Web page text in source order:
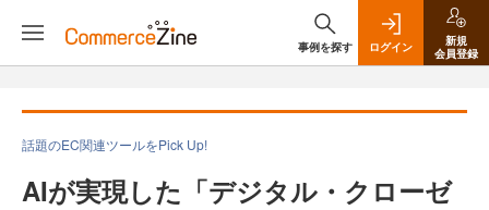
事例を探す ログイン
新規
会員登録
話題のEC関連ツールをPick Up!
AIが実現した「デジタル・クローゼ